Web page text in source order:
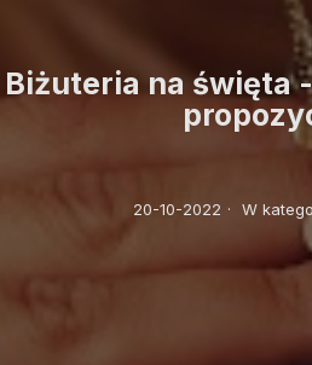
Biżuteria na święta
20-10-2022 · W